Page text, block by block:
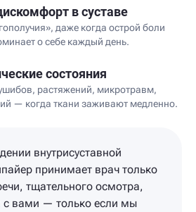
в суставе
даже когда острой боли
о себе каждый день.
состояния
растяжений, микротравм,
— когда ткани заживают медленно.
внутрисуставной
принимает врач только
тщательного осмотра,
с вами — только если мы